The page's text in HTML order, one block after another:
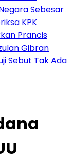
Sebesar
KPK
Prancis
Gibran
Sebut Tak Ada